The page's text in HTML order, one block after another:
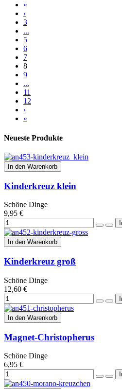
«
‹
3
...
5
6
7
8
9
...
11
12
›
»
Neueste Produkte
In den Warenkorb
Kinderkreuz klein
Schöne Dinge
9,95 €
In den Warenkorb
Kinderkreuz groß
Schöne Dinge
12,60 €
In den Warenkorb
Magnet-Christopherus
Schöne Dinge
6,95 €